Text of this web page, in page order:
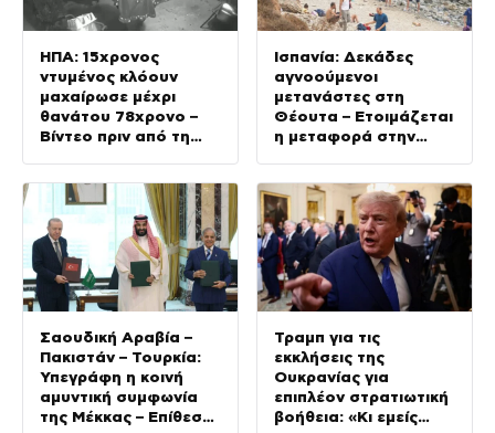
ΗΠΑ: 15χρονος
ντυμένος κλόουν
μαχαίρωσε μέχρι
θανάτου 78χρονο –
Βίντεο πριν από τη
Ισπανία: Δεκάδες
αγνοούμενοι
μετανάστες στη
Θέουτα – Ετοιμάζεται
η μεταφορά στην
Σαουδική Αραβία –
Πακιστάν – Τουρκία:
Υπεγράφη η κοινή
αμυντική συμφωνία
της Μέκκας – Επίθεση
Τραμπ για τις
εκκλήσεις της
Ουκρανίας για
επιπλέον στρατιωτική
βοήθεια: «Κι εμείς